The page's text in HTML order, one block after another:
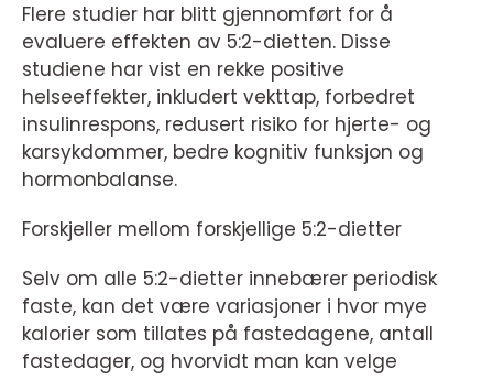
Flere studier har blitt gjennomført for å
evaluere effekten av 5:2-dietten. Disse
studiene har vist en rekke positive
helseeffekter, inkludert vekttap, forbedret
insulinrespons, redusert risiko for hjerte- og
karsykdommer, bedre kognitiv funksjon og
hormonbalanse.
Forskjeller mellom forskjellige 5:2-dietter
Selv om alle 5:2-dietter innebærer periodisk
faste, kan det være variasjoner i hvor mye
kalorier som tillates på fastedagene, antall
fastedager, og hvorvidt man kan velge